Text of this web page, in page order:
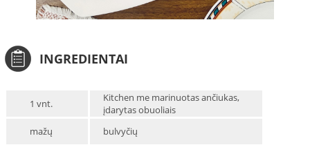
INGREDIENTAI
1 vnt.
Kitchen me marinuotas ančiukas,
įdarytas obuoliais
mažų
bulvyčių